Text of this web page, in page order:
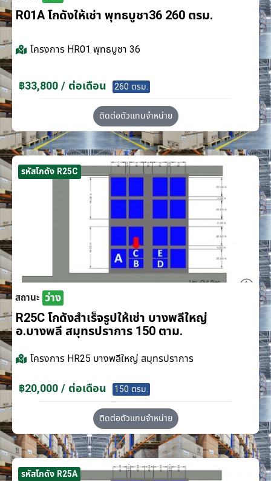
R01A โกดังให้เช่า พุทธบูชา36 260 ตรม.
โครงการ HR01 พุทธบูชา 36
฿33,800 / ต่อเดือน 260 ตรม.
ติดต่อตัวแทนจำหน่าย
รหัสโกดัง R25C
สถานะ ว่าง
R25C โกดังสำเร็จรูปให้เช่า บางพลีใหญ่
อ.บางพลี สมุทรปราการ 150 ตาม.
โครงการ HR25 บางพลีใหญ่ สมุทรปราการ
฿20,000 / ต่อเดือน 150 ตรม.
ติดต่อตัวแทนจำหน่าย
รหัสโกดัง R25A